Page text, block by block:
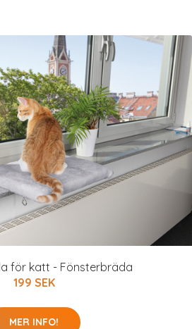
för katt - Fönsterbräda
199 SEK
MER INFO!